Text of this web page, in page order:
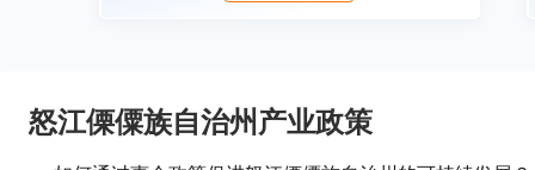
怒江傈僳族自治州产业政策